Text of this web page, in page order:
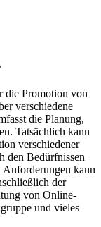
die Promotion von
verschiedene
die Planung,
Tatsächlich kann
verschiedener
den Bedürfnissen
Anforderungen kann
der
von Online-
und vieles